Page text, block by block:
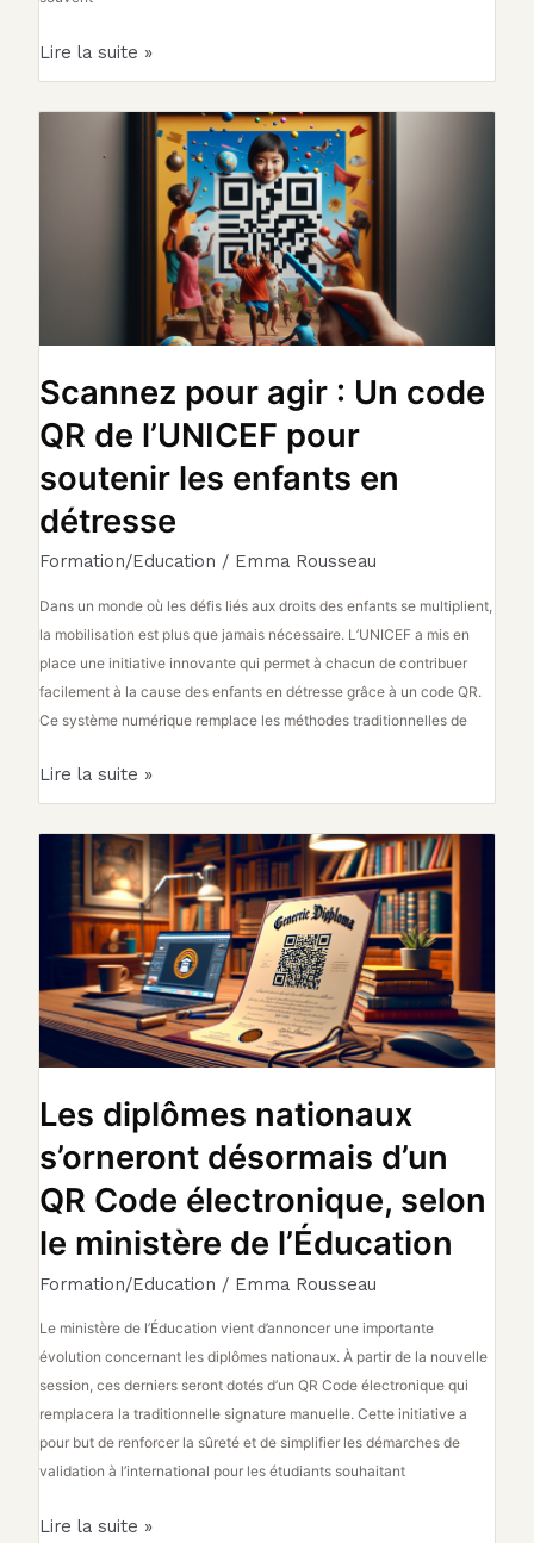
Lire la suite »
Scannez pour agir : Un code
QR de l’UNICEF pour
soutenir les enfants en
détresse
Formation/Education / Emma Rousseau
Dans un monde où les défis liés aux droits des enfants se multiplient,
la mobilisation est plus que jamais nécessaire. L’UNICEF a mis en
place une initiative innovante qui permet à chacun de contribuer
facilement à la cause des enfants en détresse grâce à un code QR.
Ce système numérique remplace les méthodes traditionnelles de
pour
soutenir
les
enfants
en
détresse
Lire la suite »
Les diplômes nationaux
s’orneront désormais d’un
QR Code électronique, selon
le ministère de l’Éducation
Formation/Education / Emma Rousseau
Le ministère de l’Éducation vient d’annoncer une importante
évolution concernant les diplômes nationaux. À partir de la nouvelle
session, ces derniers seront dotés d’un QR Code électronique qui
remplacera la traditionnelle signature manuelle. Cette initiative a
pour but de renforcer la sûreté et de simplifier les démarches de
validation à l’international pour les étudiants souhaitant
diplômes
nationaux
s’orneront
désormais
d’un
QR
Code
selon
le
ministère
de
l’Éducation
Lire la suite »